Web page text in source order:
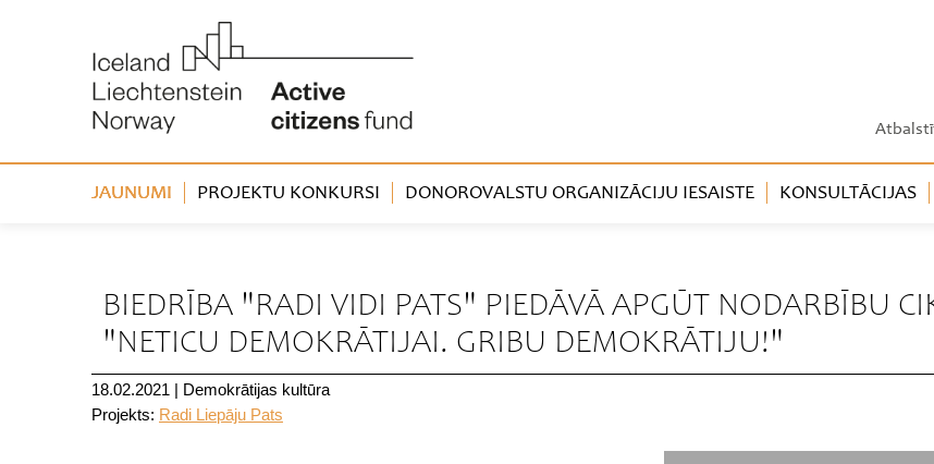
JAUNUMI PROJEKTU KONKURSI DONOROVALSTU ORGANIZĀCIJU IESAISTE KONSULTĀCIJAS
BIEDRĪBA "RADI VIDI PATS" PIEDĀVĀ APGŪT NODARBĪBU
"NETICU DEMOKRĀTIJAI. GRIBU DEMOKRĀTIJU!"
18.02.2021 | Demokrātijas kultūra
Projekts: Radi Liepāju Pats